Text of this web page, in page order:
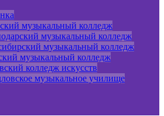
музыкальный колледж
музыкальный колледж
музыкальный колледж
музыкальный колледж
колледж искусств
музыкальное училище